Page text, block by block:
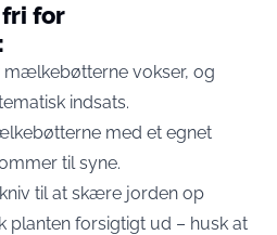
for
vokser, og
indsats.
med et egnet
til syne.
til at skære jorden op
forsigtigt ud – husk at